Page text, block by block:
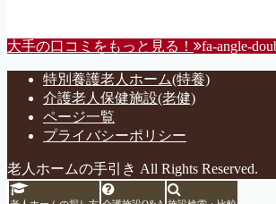
大手の口コミをもっと見る！ fa-angle-
特別養護老人ホーム(特養)
介護老人保健施設(老健)
ページ一覧
プライバシーポリシー
老人ホームの手引き All Rights Reserved.